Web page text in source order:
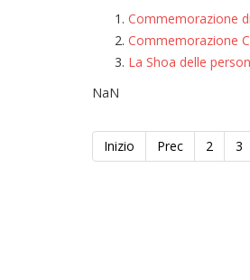
Commemorazione
Commemorazione
La Shoa delle
NaN
Inizio Prec 2 3